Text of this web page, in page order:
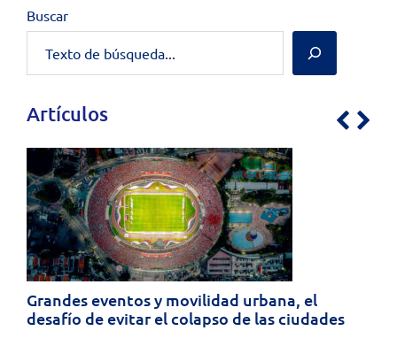
Buscar
Artículos
Grandes eventos y movilidad urbana, el
desafío de evitar el colapso de las ciudades